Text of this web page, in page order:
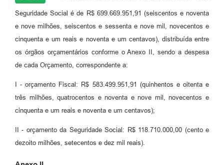
Seguridade Social é de R$ 699.669.951,91 (seiscentos e noventa
e nove milhões, seiscentos e sessenta e nove mil, novecentos e
cinquenta e um reais e noventa e um centavos), distribuída entre
os órgãos orçamentários conforme o Anexo II, sendo a despesa
de cada Orçamento, correspondente a:
I - orçamento Fiscal: R$ 583.499.951,91 (quinhentos e oitenta e
três milhões, quatrocentos e noventa e nove mil, novecentos e
cinquenta e um reais e noventa e um centavos);
II - orçamento da Seguridade Social: R$ 118.710.000,00 (cento e
dezoito milhões, setecentos e dez mil reais).